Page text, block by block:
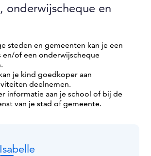
onderwijscheque en
steden en gemeenten kan je een
en/of een onderwijscheque
je kind goedkoper aan
deelnemen.
informatie aan je school of bij de
van je stad of gemeente.
Isabelle